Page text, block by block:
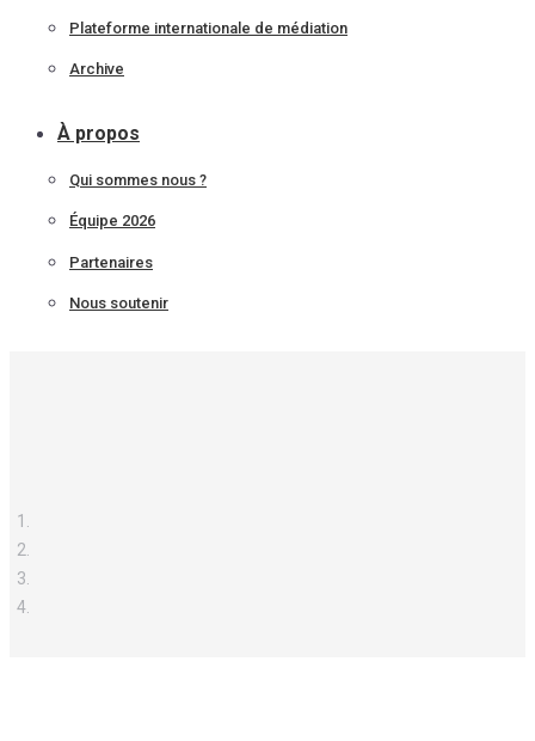
Plateforme internationale de médiation
Archive
À propos
Qui sommes nous ?
Équipe 2026
Partenaires
Nous soutenir